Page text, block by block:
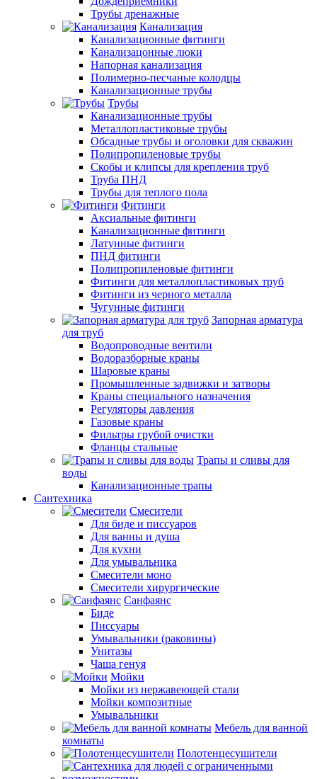
Трубы дренажные
Канализация
Канализационные фитинги
Канализацонные люки
Напорная канализация
Полимерно-песчаные колодцы
Канализационные трубы
Трубы
Канализационные трубы
Металлопластиковые трубы
Обсадные трубы и оголовки для скважин
Полипропиленовые трубы
Скобы и клипсы для крепления труб
Труба ПНД
Трубы для теплого пола
Фитинги
Аксиальные фитинги
Канализационные фитинги
Латунные фитинги
ПНД фитинги
Полипропиленовые фитинги
Фитинги для металлопластиковых труб
Фитинги из черного металла
Чугунные фитинги
Запорная арматура
для труб
Водопроводные вентили
Водоразборные краны
Шаровые краны
Промышленные задвижки и затворы
Краны специального назначения
Регуляторы давления
Газовые краны
Фильтры грубой очистки
Фланцы стальные
Трапы и сливы для
воды
Канализационные трапы
Сантехника
Смесители
Для биде и писсуаров
Для ванны и душа
Для кухни
Для умывальника
Смесители моно
Смесители хирургические
Санфаянс
Биде
Писсуары
Умывальники (раковины)
Унитазы
Чаша генуя
Мойки
Мойки из нержавеющей стали
Мойки композитные
Умывальники
Мебель для ванной
комнаты
Полотенцесушители